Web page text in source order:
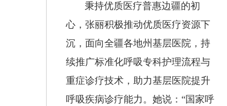
秉持优质医疗普惠边疆的初
心，张丽积极推动优质医疗资源下
沉，面向全疆各地州基层医院，持
续推广标准化呼吸专科护理流程与
重症诊疗技术，助力基层医院提升
呼吸疾病诊疗能力。她说：“国家呼